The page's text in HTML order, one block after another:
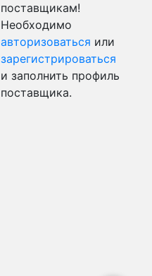
поставщикам!
Необходимо
авторизоваться или
зарегистрироваться
и заполнить профиль
поставщика.